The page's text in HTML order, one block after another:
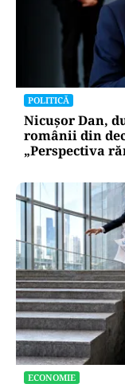
POLITICĂ
Nicușor Dan,
românii din
„Perspectiva
ECONOMIE